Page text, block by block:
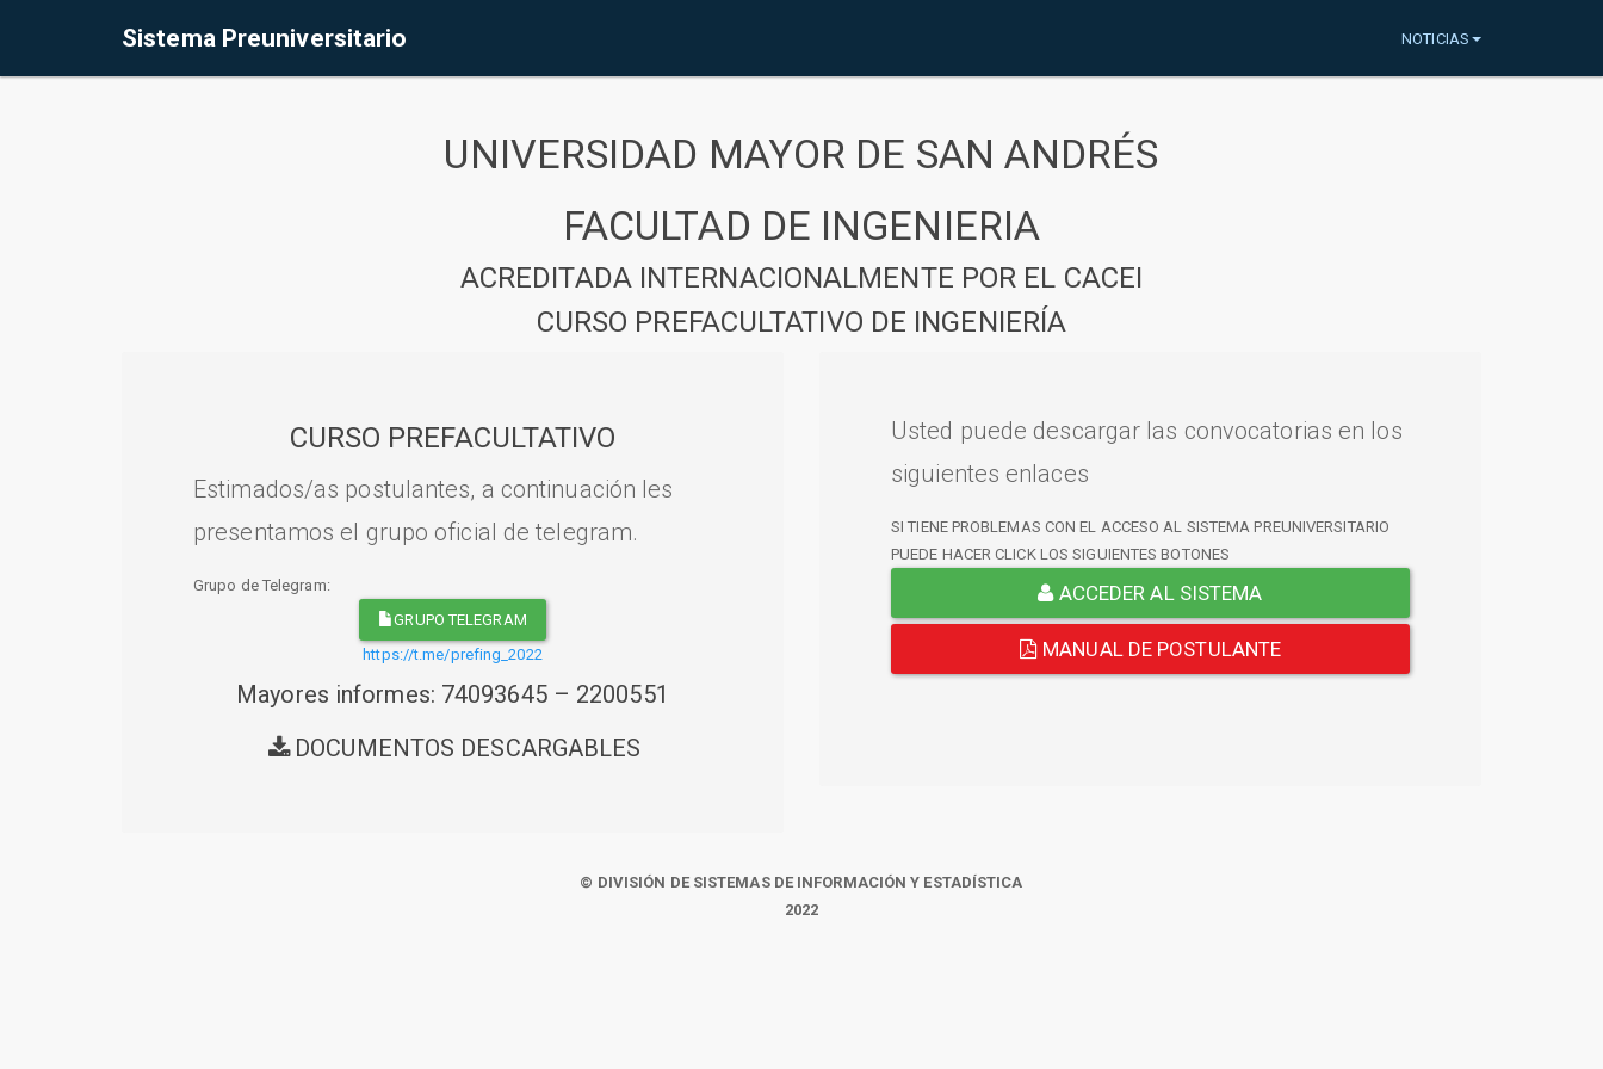
Sistema Preuniversitario NOTICIAS
UNIVERSIDAD MAYOR DE SAN ANDRÉS
FACULTAD DE INGENIERIA
ACREDITADA INTERNACIONALMENTE POR EL CACEI
CURSO PREFACULTATIVO DE INGENIERÍA
CURSO PREFACULTATIVO
Estimados/as postulantes, a continuación les
presentamos el grupo oficial de telegram.
Grupo de Telegram:
GRUPO TELEGRAM
https://t.me/prefing_2022
Mayores informes: 74093645 – 2200551
DOCUMENTOS DESCARGABLES
Usted puede descargar las convocatorias en los
siguientes enlaces
SI TIENE PROBLEMAS CON EL ACCESO AL SISTEMA PREUNIVERSITARIO
PUEDE HACER CLICK LOS SIGUIENTES BOTONES
ACCEDER AL SISTEMA
MANUAL DE POSTULANTE
© DIVISIÓN DE SISTEMAS DE INFORMACIÓN Y ESTADÍSTICA
2022